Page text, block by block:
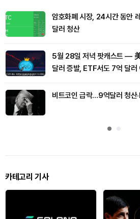
암호화폐 시장, 24시간 동안
달러 청산
5월 28일 저녁 팟캐스트 —
달러 증발, ETF서도 7억 달러
비트코인 급락…9억달러 청산
카테고리 기사